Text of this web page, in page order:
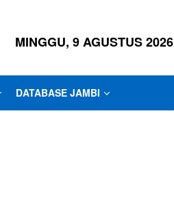
MINGGU, 9 AGUSTUS 2026
DATABASE JAMBI